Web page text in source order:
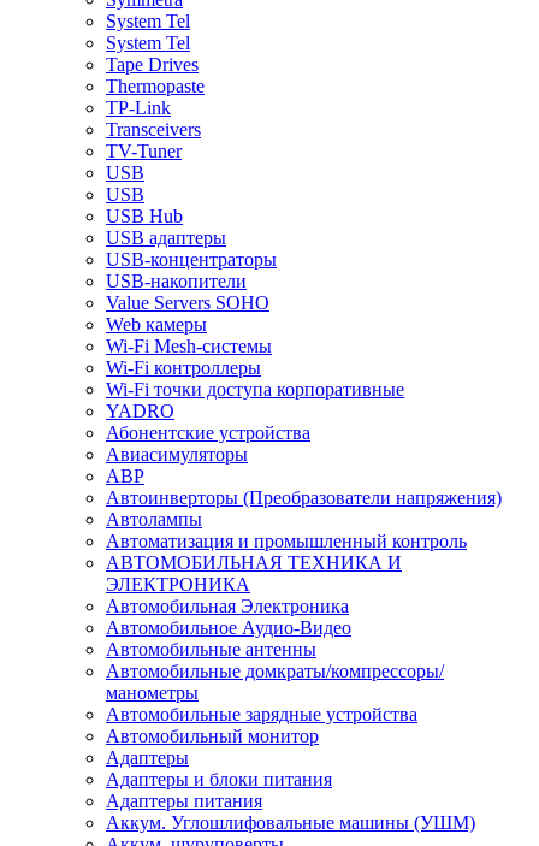
System Tel
System Tel
Tape Drives
Thermopaste
TP-Link
Transceivers
TV-Tuner
USB
USB
USB Hub
USB адаптеры
USB-концентраторы
USB-накопители
Value Servers SOHO
Web камеры
Wi-Fi Mesh-системы
Wi-Fi контроллеры
Wi-Fi точки доступа корпоративные
YADRO
Абонентские устройства
Авиасимуляторы
АВР
Автоинверторы (Преобразователи напряжения)
Автолампы
Автоматизация и промышленный контроль
АВТОМОБИЛЬНАЯ ТЕХНИКА И
ЭЛЕКТРОНИКА
Автомобильная Электроника
Автомобильное Аудио-Видео
Автомобильные антенны
Автомобильные домкраты/компрессоры/
манометры
Автомобильные зарядные устройства
Автомобильный монитор
Адаптеры
Адаптеры и блоки питания
Адаптеры питания
Аккум. Углошлифовальные машины (УШМ)